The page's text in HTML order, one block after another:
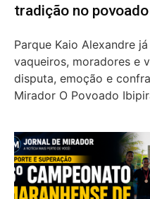
tradição no povoado
Parque Kaio Alexandre
vaqueiros, moradores e
disputa, emoção e
Mirador O Povoado